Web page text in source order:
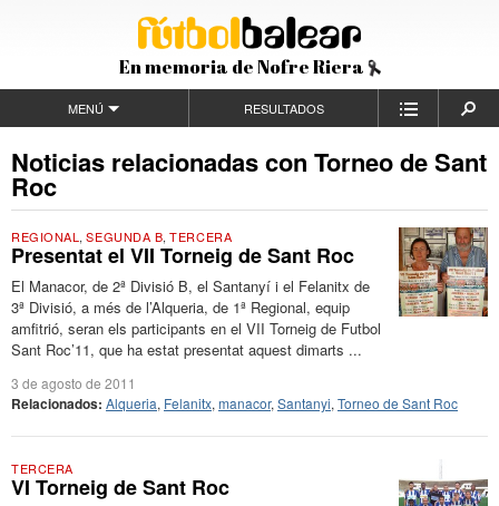
En memoria de Nofre Riera
MENÚ RESULTADOS
Noticias relacionadas con Torneo de Sant
Roc
REGIONAL ,SEGUNDA B,TERCERA
Presentat el VII Torneig de Sant Roc
El Manacor, de 2ª Divisió B, el Santanyí i el Felanitx de
3ª Divisió, a més de l’Alqueria, de 1ª Regional, equip
amfitrió, seran els participants en el VII Torneig de Futbol
Sant Roc’11, que ha estat presentat aquest dimarts ...
3 de agosto de 2011
Relacionados: Alqueria, Felanitx, manacor, Santanyi, Torneo de Sant Roc
TERCERA
VI Torneig de Sant Roc